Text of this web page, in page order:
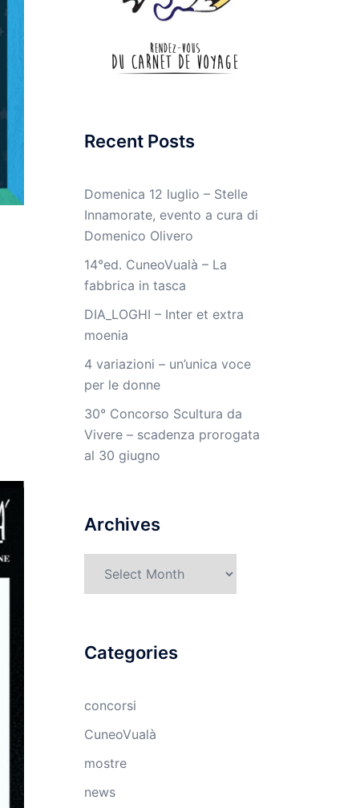
Recent Posts
Domenica 12 luglio – Stelle
Innamorate, evento a cura di
Domenico Olivero
14°ed. CuneoVualà – La
fabbrica in tasca
DIA_LOGHI – Inter et extra
moenia
4 variazioni – un’unica voce
per le donne
30° Concorso Scultura da
Vivere – scadenza prorogata
al 30 giugno
Archives
Categories
concorsi
CuneoVualà
mostre
news